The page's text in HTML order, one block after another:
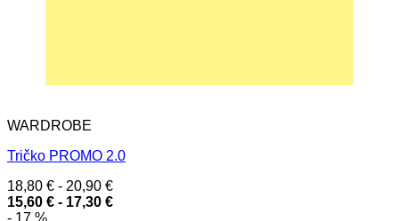
WARDROBE
Tričko PROMO 2.0
18,80 € - 20,90 €
15,60 € - 17,30 €